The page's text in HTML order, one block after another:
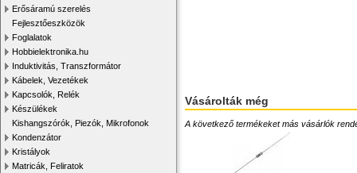
Erősáramú szerelés
Fejlesztőeszközök
Foglalatok
Hobbielektronika.hu
Induktivitás, Transzformátor
Kábelek, Vezetékek
Kapcsolók, Relék
Készülékek
Kishangszórók, Piezók, Mikrofonok
Kondenzátor
Kristályok
Matricák, Feliratok
Vásárolták még
A következő termékeket más vásárlók